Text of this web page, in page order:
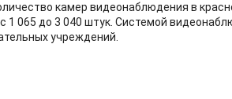
камер видеонаблюдения в
1 065 до 3 040 штук. Системой
учреждений.